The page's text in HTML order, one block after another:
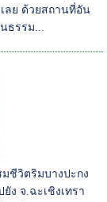
ลย ด้วยสถานที่อัน
ธรรม...
ชีวิตริมบางปะกง
ง จ.ฉะเชิงเทรา